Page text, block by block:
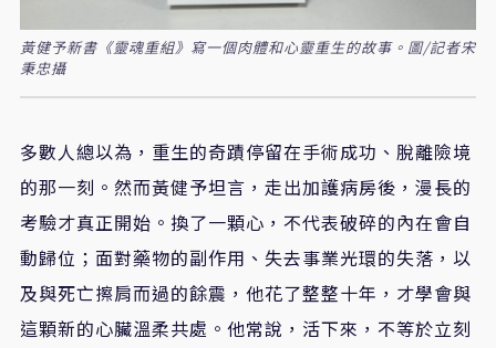
黃健予新書《靈魂重組》寫一個肉體和心靈重生的故事。圖/記者宋
秉忠攝
多數人總以為，重生的奇蹟停留在手術成功、脫離險境
的那一刻。然而黃健予坦言，走出加護病房後，漫長的
考驗才真正開始。換了一顆心，不代表破碎的內在會自
動歸位；面對藥物的副作用、失去事業光環的失落，以
及與死亡擦肩而過的餘震，他花了整整十年，才學會與
這顆新的心臟溫柔共處。他常說，活下來，不等於立刻